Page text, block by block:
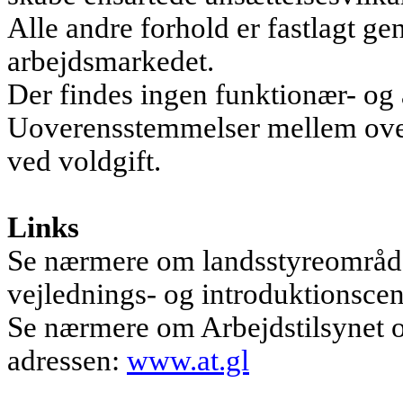
Alle andre forhold er fastlagt
arbejdsmarkedet.
Der findes ingen funktionær-
Uoverensstemmelser mellem
ved voldgift.
Links
Se nærmere om
vejlednings- og
Se nærmere om Arbejdstilsynet
adressen: www.at.gl